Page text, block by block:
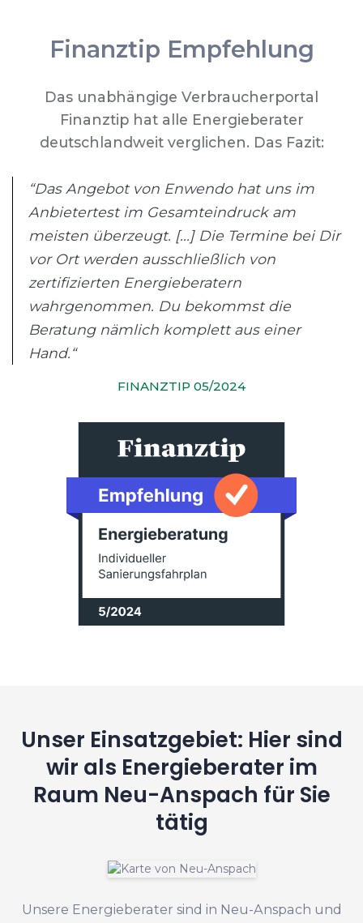
Finanztip Empfehlung
Das unabhängige Verbraucherportal
Finanztip hat alle Energieberater
deutschlandweit verglichen. Das Fazit:
“Das Angebot von Enwendo hat uns im
Anbietertest im Gesamteindruck am
meisten überzeugt. [...] Die Termine bei Dir
vor Ort werden ausschließlich von
zertifizierten Energieberatern
wahrgenommen. Du bekommst die
Beratung nämlich komplett aus einer
Hand.“
FINANZTIP 05/2024
Unser Einsatzgebiet: Hier sind
wir als Energieberater im
Raum Neu-Anspach für Sie
tätig
Unsere Energieberater sind in Neu-Anspach und